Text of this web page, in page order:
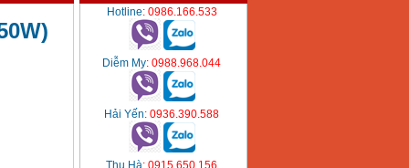
Hotline: 0986.166.533
Diễm My: 0988.968.044
Hải Yến: 0936.390.588
Thu Hà: 0915.650.156